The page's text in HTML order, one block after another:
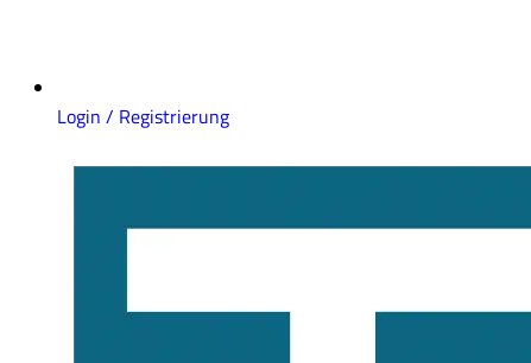
Login / Registrierung